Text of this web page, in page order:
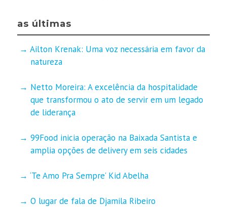
as últimas
Ailton Krenak: Uma voz necessária em favor da
natureza
Netto Moreira: A excelência da hospitalidade
que transformou o ato de servir em um legado
de liderança
99Food inicia operação na Baixada Santista e
amplia opções de delivery em seis cidades
‘Te Amo Pra Sempre’ Kid Abelha
O lugar de fala de Djamila Ribeiro